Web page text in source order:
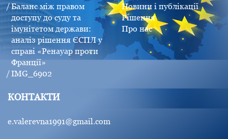
Баланс між правом
доступу до суду та
імунітетом держави:
аналіз рішення ЄСПЛ у
справі «Ренауар проти
Франції»
IMG_6902
Новини і публікації
Рішення
Про нас
КОНТАКТИ
e.valerevna1991@gmail.com